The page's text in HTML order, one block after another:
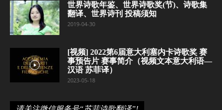
世界诗歌年鉴、世界诗歌奖(节)、诗歌集
翻译、世界诗刊 投稿须知
2019-04-30
[视频] 2022第6届意大利塞内卡诗歌奖 赛
事预告片 赛事简介（视频文本意大利语—
汉语 苏菲译）
2023-05-18